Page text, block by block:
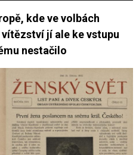
kde ve volbách
jí ale ke vstupu
nestačilo